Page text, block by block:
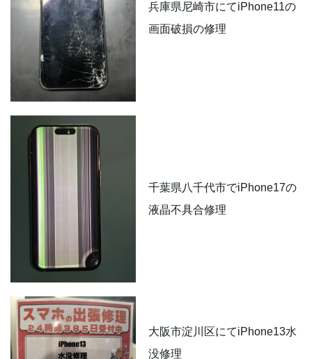
兵庫県尼崎市にてiPhone11の
画面破損の修理
千葉県八千代市でiPhone17の
液晶不具合修理
大阪市淀川区にてiPhone13水
没修理